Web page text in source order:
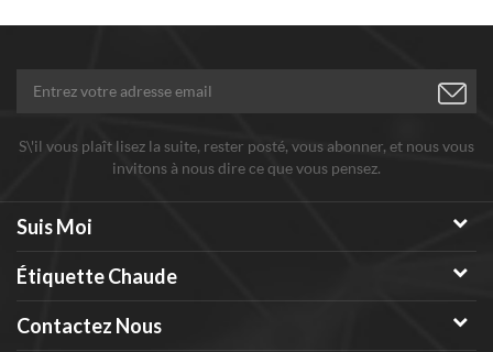
S\'il vous plaît lisez la suite, rester posté, vous abonner, et nous vous
invitons à nous dire ce que vous pensez.
Suis Moi
Étiquette Chaude
Contactez Nous